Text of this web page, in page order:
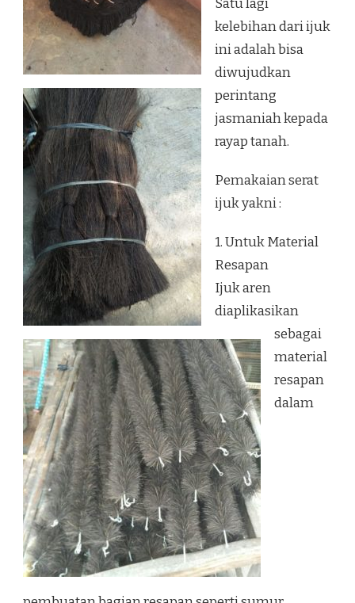
Satu lagi
kelebihan dari ijuk
ini adalah bisa
diwujudkan
perintang
jasmaniah kepada
rayap tanah.
Pemakaian serat
ijuk yakni :
1. Untuk Material
Resapan
Ijuk aren
diaplikasikan
sebagai
material
resapan
dalam